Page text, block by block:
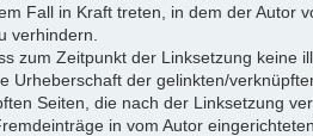
Fall in Kraft treten, in dem der
verhindern.
zum Zeitpunkt der Linksetzung
Urheberschaft der gelinkten/
Seiten, die nach der Linksetzung
in vom Autor